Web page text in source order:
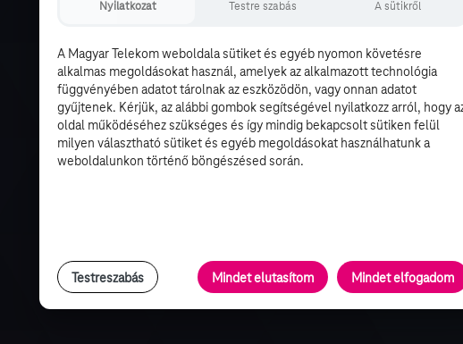
Nyilatkozat Testre szabás A sütikről
A Magyar Telekom weboldala sütiket és egyéb nyomon követésre
alkalmas megoldásokat használ, amelyek az alkalmazott technológia
függvényében adatot tárolnak az eszközödön, vagy onnan adatot
gyűjtenek. Kérjük, az alábbi gombok segítségével nyilatkozz arról, hogy
oldal működéséhez szükséges és így mindig bekapcsolt sütiken felül
milyen választható sütiket és egyéb megoldásokat használhatunk a
weboldalunkon történő böngészésed során.
Testreszabás Mindet elutasítom Mindet elfogadom